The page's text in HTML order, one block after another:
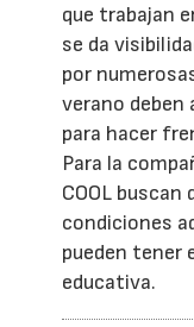
que trabajan
se da
por
verano
para hacer
Para la
COOL
condiciones
pueden tener
educativa.